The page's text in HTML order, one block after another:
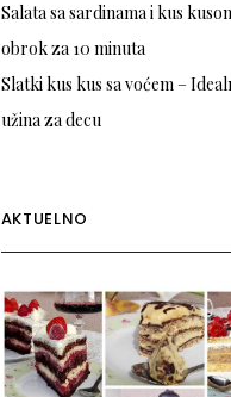
Salata sa sardinama i kus
obrok za 10 minuta
Slatki kus kus sa voćem –
užina za decu
AKTUELNO